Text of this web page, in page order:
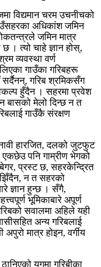
विद्यमान चरम उचनीचको
अधिकांश जमिन
जमिन मात्र
। त्यो चाहे ज्ञान होस्,
व्यवस्था वर्ण
गाउँका गरिबहरू
गरिब श्रमिकसँग
हुँदैन । सहरमा प्रवेश
बासको मेलो दिन्छ न त
गाउँकै संरक्षण
हारजित, दलको जुटफुट
पनि गाम्रीण भेगको
प्रस्ट छ, सहरकेन्द्रित
न त सहरको
ज्ञान हुन्छ । सँगै,
भूमिकाबारे अपूर्ण
सवालमा अहिले यही
अन्य गरिबलाई
मात्र होइन, वर्गीय
युगमा गरिबीका